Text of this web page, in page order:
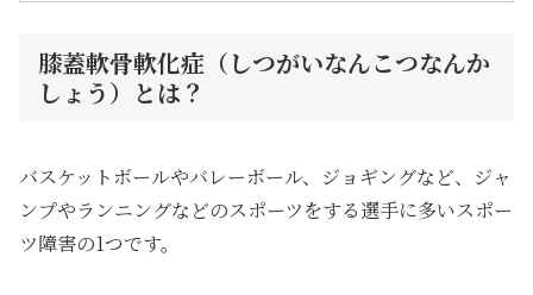
膝蓋軟骨軟化症（しつがいなんこつなんか
しょう）とは？
バスケットボールやバレーボール、ジョギングなど、ジャ
ンプやランニングなどのスポーツをする選手に多いスポー
ツ障害の1つです。